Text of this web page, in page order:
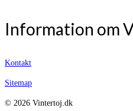
Information om
Kontakt
Sitemap
© 2026 Vintertoj.dk